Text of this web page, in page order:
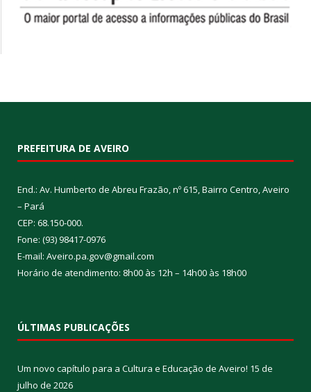
PREFEITURA DE AVEIRO
End.: Av. Humberto de Abreu Frazão, nº 615, Bairro Centro, Aveiro
– Pará
CEP: 68.150-000.
Fone: (93) 98417-0976
E-mail: Aveiro.pa.gov@gmail.com
Horário de atendimento: 8h00 às 12h – 14h00 às 18h00
ÚLTIMAS PUBLICAÇÕES
Um novo capítulo para a Cultura e Educação de Aveiro! 15 de
julho de 2026